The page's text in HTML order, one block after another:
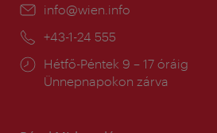
E-
info@wien.info
Telefon:
+43-1-24 555
Nyitva
tartás:
Hétfő-Péntek 9 – 17 óráig
Ünnepnapokon zárva